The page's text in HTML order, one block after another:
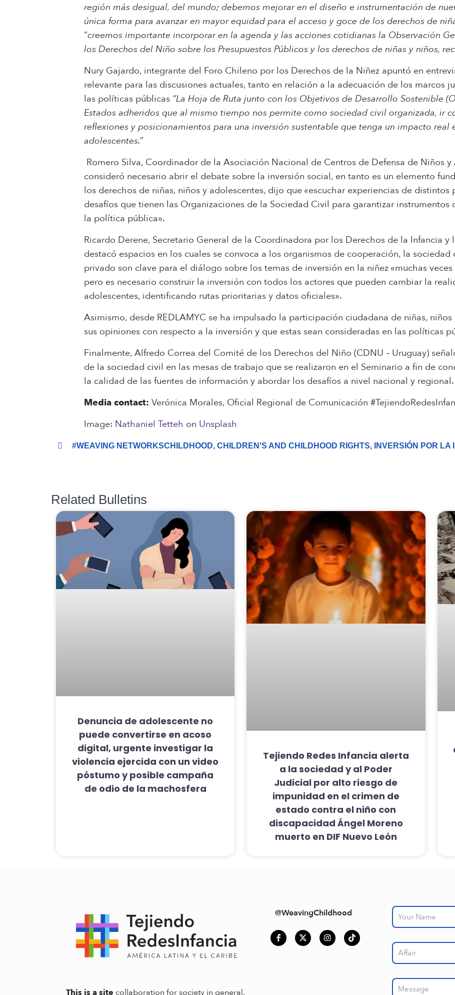
región más desigual, del mundo; debemos mejorar en el diseño e instrumentación de
única forma para avanzar en mayor equidad para el acceso y goce de los derechos de
“creemos importante incorporar en la agenda y las acciones cotidianas la Observación
los Derechos del Niño sobre los Presupuestos Públicos y los derechos de niñas y niños,
Nury Gajardo, integrante del Foro Chileno por los Derechos de la Niñez apuntó en
relevante para las discusiones actuales, tanto en relación a la adecuación de los marcos
las políticas públicas “La Hoja de Ruta junto con los Objetivos de Desarrollo Sostenible
Estados adheridos que al mismo tiempo nos permite como sociedad civil organizada, ir
reflexiones y posicionamientos para una inversión sustentable que tenga un impacto real
adolescentes.”
Romero Silva, Coordinador de la Asociación Nacional de Centros de Defensa de Niños y
consideró necesario abrir el debate sobre la inversión social, en tanto es un elemento
los derechos de niñas, niños y adolescentes, dijo que «escuchar experiencias de distintos
desafíos que tienen las Organizaciones de la Sociedad Civil para garantizar
la política pública».
Ricardo Derene, Secretario General de la Coordinadora por los Derechos de la Infancia y
destacó espacios en los cuales se convoca a los organismos de cooperación, la
privado son clave para el diálogo sobre los temas de inversión en la niñez «muchas veces
pero es necesario construir la inversión con todos los actores que pueden cambiar la
adolescentes, identificando rutas prioritarias y datos oficiales».
Asimismo, desde REDLAMYC se ha impulsado la participación ciudadana de niñas,
sus opiniones con respecto a la inversión y que estas sean consideradas en las políticas
Finalmente, Alfredo Correa del Comité de los Derechos del Niño (CDNU – Uruguay)
de la sociedad civil en las mesas de trabajo que se realizaron en el Seminario a fin de
la calidad de las fuentes de información y abordar los desafíos a nivel nacional y regional.
Media contact: Verónica Morales, Oficial Regional de Comunicación
Image: Nathaniel Tetteh on Unsplash
#WEAVING NETWORKSCHILDHOOD, CHILDREN'S AND CHILDHOOD RIGHTS, INVERSIÓN POR LA
Related Bulletins
Denuncia de adolescente no
puede convertirse en acoso
digital, urgente investigar la
violencia ejercida con un video
póstumo y posible campaña
de odio de la machosfera
Tejiendo Redes Infancia alerta
a la sociedad y al Poder
Judicial por alto riesgo de
impunidad en el crimen de
estado contra el niño con
discapacidad Ángel Moreno
muerto en DIF Nuevo León
This is a site collaboration for society in general,
@WeavingChildhood